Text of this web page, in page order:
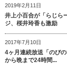
2019年2月11日
井上小百合が「らじら
ジ、桜井玲香も激励
2017年7月10日
4ヶ月連続放送「のび
から晩まで24時間...